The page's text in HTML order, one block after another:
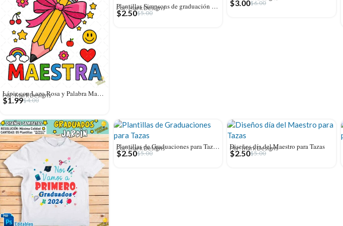
Lápiz con Lazo Rosa y Palabra Maestra – Diseño Vectorial y PNG 4K
Por: Mark Designs
$4.00
$1.99
Plantillas Simpsons de graduación para Tazas
Por: Mark Designs
$5.00
$2.50
$6.00
$3.00
Plantillas de Graduaciones para Tazas – Año editable
Por: Mark Designs
$5.00
$2.50
Diseños día del Maestro para Tazas
Por: Mark Designs
$5.00
$2.50